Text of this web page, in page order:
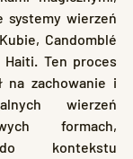
systemy wierzeń
Candomblé
Ten proces
na zachowanie i
wierzeń
formach,
kontekstu